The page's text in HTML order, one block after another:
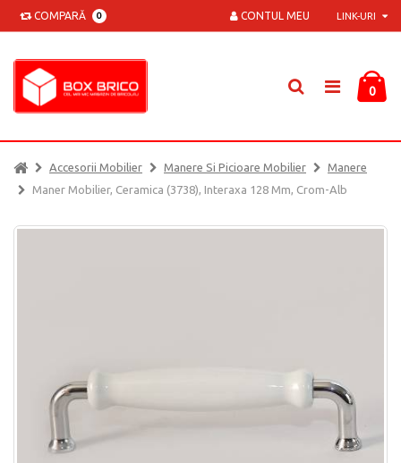
COMPARĂ 0 LINK-URI
CONTUL MEU
0
Accesorii Mobilier Manere Si Picioare Mobilier
Manere
Maner Mobilier, Ceramica (3738), Interaxa 128 Mm, Crom-Alb